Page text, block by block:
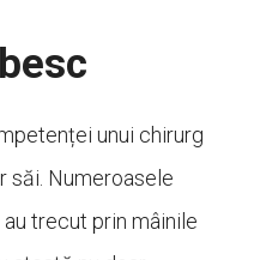
unui chirurg
săi. Numeroasele
trecut prin mâinile